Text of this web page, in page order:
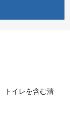
トイレを含む清